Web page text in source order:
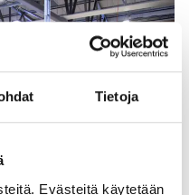
Tietoja
Evästeitä käytetään